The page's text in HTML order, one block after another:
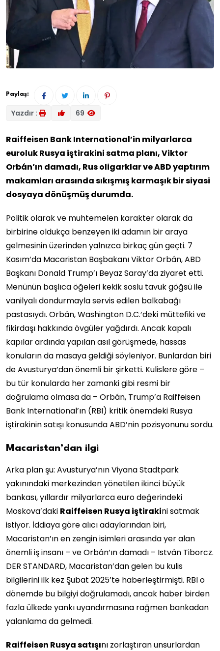
Paylaş:
Yazdır : 69
Raiffeisen Bank International’in milyarlarca
euroluk Rusya iştirakini satma planı, Viktor
Orbán’ın damadı, Rus oligarklar ve ABD yaptırım
makamları arasında sıkışmış karmaşık bir siyasi
dosyaya dönüşmüş durumda.
Politik olarak ve muhtemelen karakter olarak da
birbirine oldukça benzeyen iki adamın bir araya
gelmesinin üzerinden yalnızca birkaç gün geçti. 7
Kasım’da Macaristan Başbakanı Viktor Orbán, ABD
Başkanı Donald Trump’ı Beyaz Saray’da ziyaret etti.
Menünün başlıca öğeleri kekik soslu tavuk göğsü ile
vanilyalı dondurmayla servis edilen balkabağı
pastasıydı. Orbán, Washington D.C.’deki müttefiki ve
fikirdaşı hakkında övgüler yağdırdı. Ancak kapalı
kapılar ardında yapılan asıl görüşmede, hassas
konuların da masaya geldiği söyleniyor. Bunlardan biri
de Avusturya’dan önemli bir şirketti. Kulislere göre –
bu tür konularda her zamanki gibi resmi bir
doğrulama olmasa da – Orbán, Trump’a Raiffeisen
Bank International’ın (RBI) kritik önemdeki Rusya
iştirakinin satışı konusunda ABD’nin pozisyonunu sordu.
Macaristan’dan ilgi
Arka plan şu: Avusturya’nın Viyana Stadtpark
yakınındaki merkezinden yönetilen ikinci büyük
bankası, yıllardır milyarlarca euro değerindeki
Moskova’daki Raiffeisen Rusya iştirakini satmak
istiyor. İddiaya göre alıcı adaylarından biri,
Macaristan’ın en zengin isimleri arasında yer alan
önemli iş insanı – ve Orbán’ın damadı – István Tiborcz.
DER STANDARD, Macaristan’dan gelen bu kulis
bilgilerini ilk kez Şubat 2025’te haberleştirmişti. RBI o
dönemde bu bilgiyi doğrulamadı, ancak haber birden
fazla ülkede yankı uyandırmasına rağmen bankadan
yalanlama da gelmedi.
Raiffeisen Rusya satışını zorlaştıran unsurlardan